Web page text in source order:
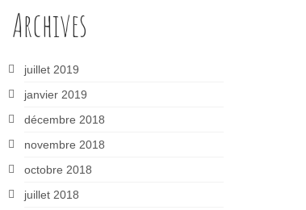
Archives
juillet 2019
janvier 2019
décembre 2018
novembre 2018
octobre 2018
juillet 2018